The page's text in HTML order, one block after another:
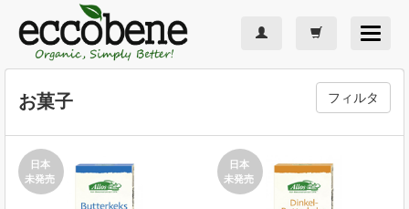
Toggle
お菓子 フィルタ
日本
未発売
日本
未発売